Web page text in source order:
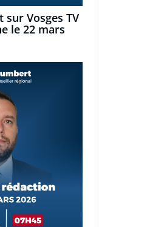
Vosges TV
le 22 mars